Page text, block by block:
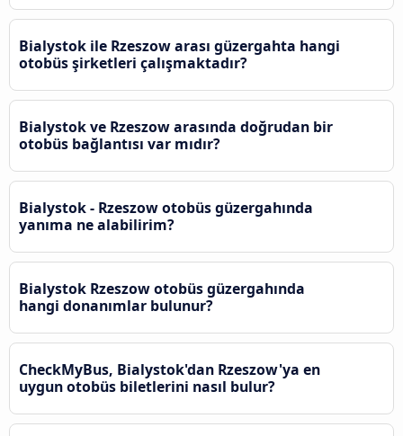
Bialystok ile Rzeszow arası güzergahta hangi
otobüs şirketleri çalışmaktadır?
Bialystok ve Rzeszow arasında doğrudan bir
otobüs bağlantısı var mıdır?
Bialystok - Rzeszow otobüs güzergahında
yanıma ne alabilirim?
Bialystok Rzeszow otobüs güzergahında
hangi donanımlar bulunur?
CheckMyBus, Bialystok'dan Rzeszow'ya en
uygun otobüs biletlerini nasıl bulur?